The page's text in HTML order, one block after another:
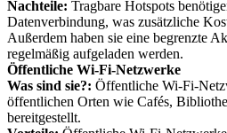
Nachteile: Tragbare Hotspots
Datenverbindung, was zusätzliche
Außerdem haben sie eine begrenzte
regelmäßig aufgeladen werden.
Öffentliche Wi-Fi-Netzwerke
Was sind sie?: Öffentliche Wi-Fi-
öffentlichen Orten wie Cafés,
bereitgestellt.